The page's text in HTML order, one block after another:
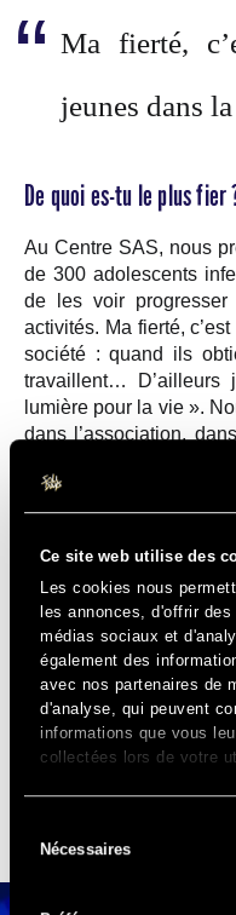
Ce site web utilise des
Les cookies nous
les annonces, d'offrir
médias sociaux et
également des
avec nos partenaires de
d'analyse, qui peuvent
informations que vous
collectées lors de votre
duNécessaires
Ma fierté,
jeunes dans
De quoi es-tu le plus fier
Au Centre SAS, nous
de 300 adolescents
de les voir
activités. Ma fierté,
société : quand ils
travaillent… D’ailleurs
lumière pour la vie ».
dans l’association,
Pour ton premier
Dans quel état d’esprit
Longchamp ?
Je viens à Solidays
poser un maximum de
activité similaire en
fonds. Ce sera peut-
long mais très
À DÉCOUVRIR